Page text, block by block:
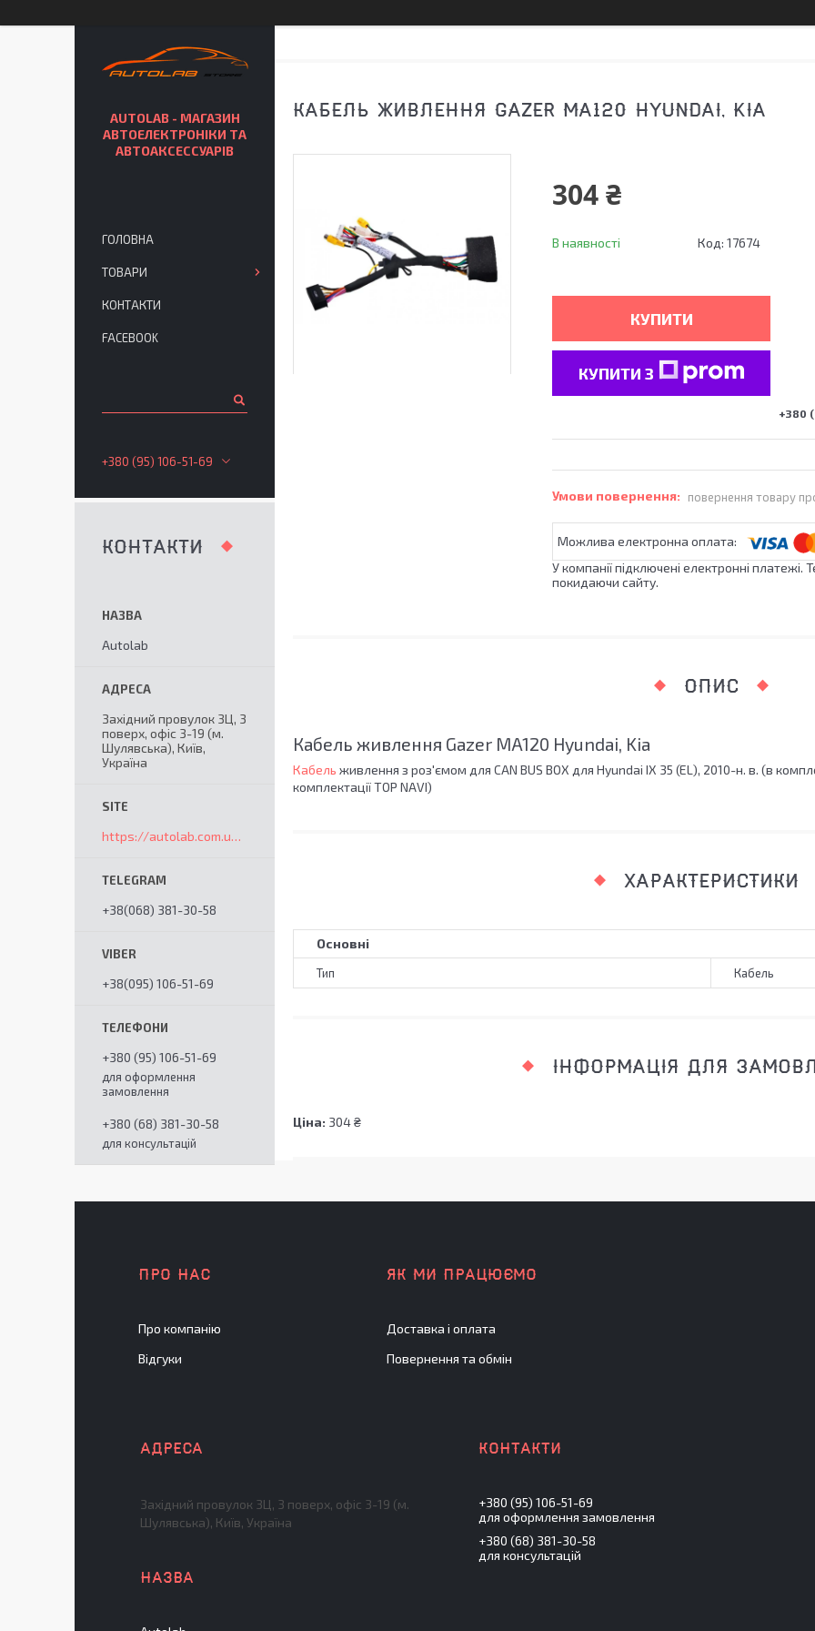
КАБЕЛЬ ЖИВЛЕННЯ GAZER MA120 HYUNDAI, KIA
304 ₴
В наявності Код: 17674
КУПИТИ
КУПИТИ З
+380
повернення товару
У компанії підключені електронні
покидаючи сайту.
ОПИС
Кабель живлення Gazer MA120 Hyundai, Kia
Кабель живлення з роз'ємом для CAN BUS BOX для Hyundai IX 35 (EL), 2010-н. в. (в
комплектації TOP NAVI)
ХАРАКТЕРИСТИКИ
Основні
Тип Кабель
ІНФОРМАЦІЯ ДЛЯ
Ціна: 304 ₴
AUTOLAB - МАГАЗИН
АВТОЕЛЕКТРОНІКИ ТА
АВТОАКСЕССУАРІВ
ГОЛОВНА
ТОВАРИ
КОНТАКТИ
FACEBOOK
+380 (95) 106-51-69
КОНТАКТИ
Autolab
Західний провулок 3Ц, 3
поверх, офіс 3-19 (м.
Шулявська), Київ,
Україна
https://autolab.com.ua/ua/
+38(068) 381-30-58
+38(095) 106-51-69
+380 (95) 106-51-69
для оформлення
замовлення
+380 (68) 381-30-58
для консультацій
ПРО НАС
Про компанію
Відгуки
ЯК МИ ПРАЦЮЄМО
Доставка і оплата
Повернення та обмін
Західний провулок 3Ц, 3 поверх, офіс 3-19 (м.
Шулявська), Київ, Україна
+380 (95) 106-51-69
для оформлення замовлення
+380 (68) 381-30-58
для консультацій